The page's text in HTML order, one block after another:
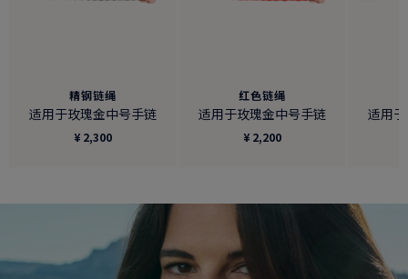
精钢链绳
适用于玫瑰金中号手链
¥ 2,300
红色链绳
适用于玫瑰金中号手链
¥ 2,200
适用